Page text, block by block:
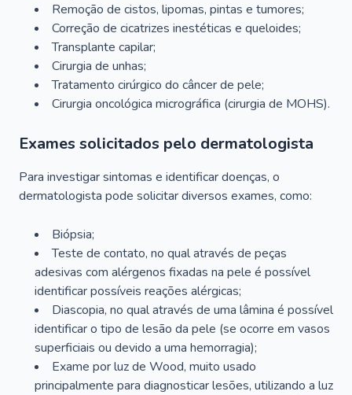
Remoção de cistos, lipomas, pintas e tumores;
Correção de cicatrizes inestéticas e queloides;
Transplante capilar;
Cirurgia de unhas;
Tratamento cirúrgico do câncer de pele;
Cirurgia oncológica micrográfica (cirurgia de MOHS).
Exames solicitados pelo dermatologista
Para investigar sintomas e identificar doenças, o
dermatologista pode solicitar diversos exames, como:
Biópsia;
Teste de contato, no qual através de peças
adesivas com alérgenos fixadas na pele é possível
identificar possíveis reações alérgicas;
Diascopia, no qual através de uma lâmina é possível
identificar o tipo de lesão da pele (se ocorre em vasos
superficiais ou devido a uma hemorragia);
Exame por luz de Wood, muito usado
principalmente para diagnosticar lesões, utilizando a luz